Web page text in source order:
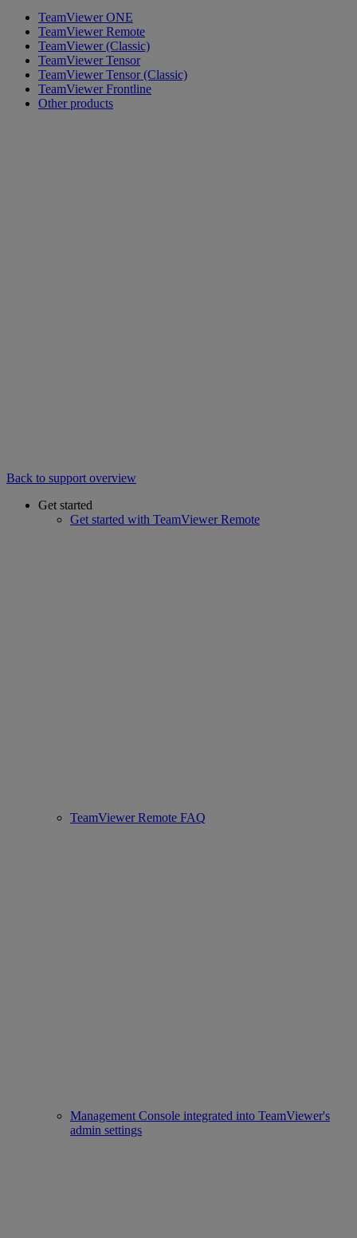
TeamViewer ONE
TeamViewer Remote
TeamViewer (Classic)
TeamViewer Tensor
TeamViewer Tensor (Classic)
TeamViewer Frontline
Other products
Back to support overview
Get started
Get started with TeamViewer Remote
TeamViewer Remote FAQ
Management Console integrated into TeamViewer's
admin settings